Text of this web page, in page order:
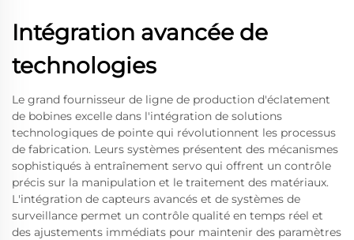
Intégration avancée de
technologies
Le grand fournisseur de ligne de production d'éclatement
de bobines excelle dans l'intégration de solutions
technologiques de pointe qui révolutionnent les processus
de fabrication. Leurs systèmes présentent des mécanismes
sophistiqués à entraînement servo qui offrent un contrôle
précis sur la manipulation et le traitement des matériaux.
L'intégration de capteurs avancés et de systèmes de
surveillance permet un contrôle qualité en temps réel et
des ajustements immédiats pour maintenir des paramètres